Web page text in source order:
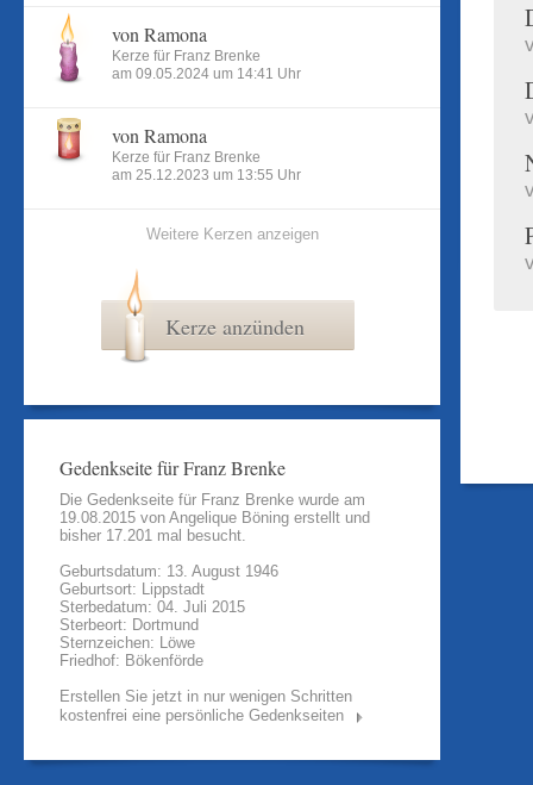
von Ramona
Kerze für Franz Brenke
am 09.05.2024 um 14:41 Uhr
von Ramona
Kerze für Franz Brenke
am 25.12.2023 um 13:55 Uhr
Weitere Kerzen anzeigen
Kerze anzünden
Gedenkseite für Franz Brenke
Die Gedenkseite für Franz Brenke wurde am
19.08.2015 von Angelique Böning erstellt und
bisher 17.201 mal besucht.
Geburtsdatum: 13. August 1946
Geburtsort: Lippstadt
Sterbedatum: 04. Juli 2015
Sterbeort: Dortmund
Sternzeichen: Löwe
Friedhof: Bökenförde
Erstellen Sie jetzt in nur wenigen Schritten
kostenfrei eine persönliche Gedenkseiten